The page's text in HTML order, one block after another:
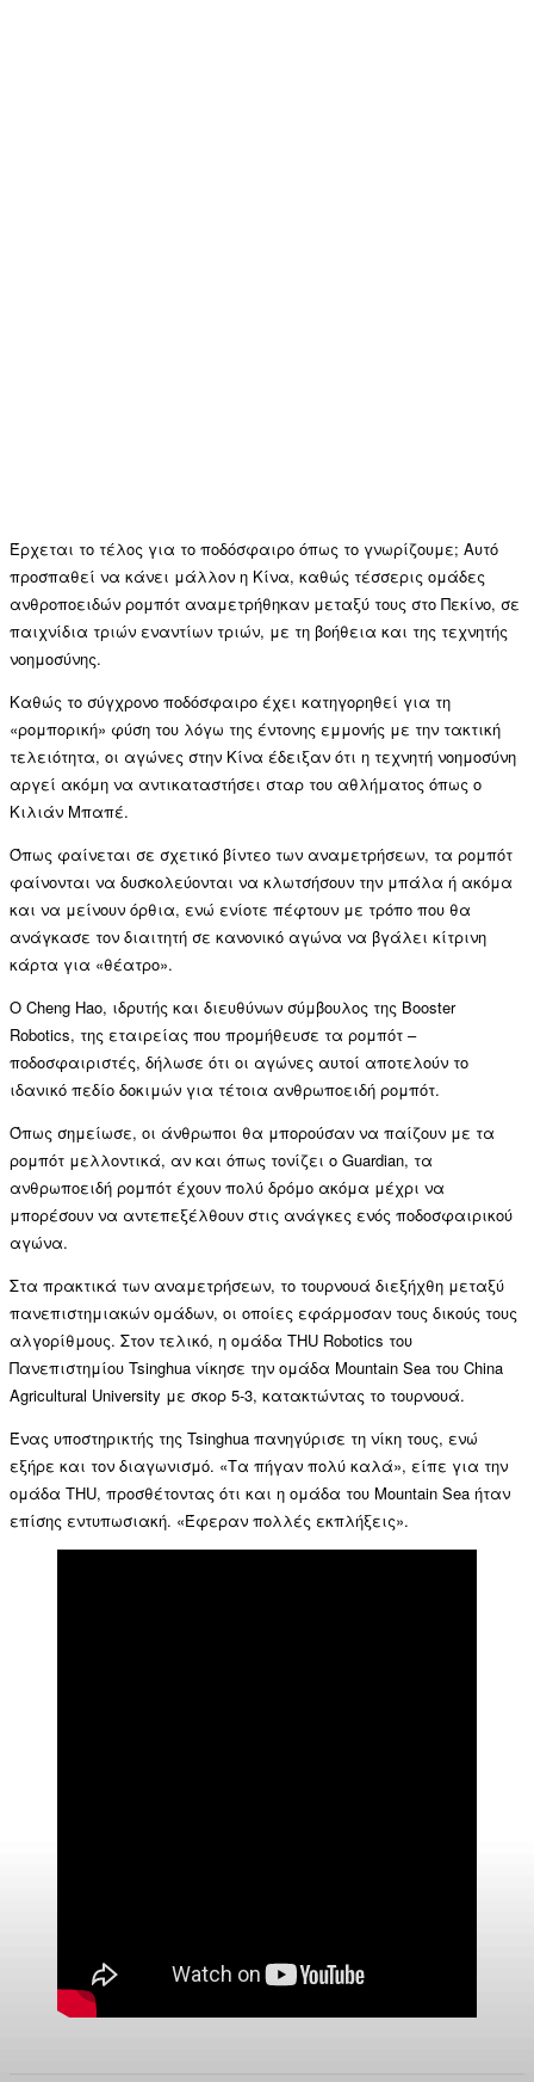
Έρχεται το τέλος για το ποδόσφαιρο όπως το γνωρίζουμε; Αυτό
προσπαθεί να κάνει μάλλον η Κίνα, καθώς τέσσερις ομάδες
ανθροποειδών ρομπότ αναμετρήθηκαν μεταξύ τους στο Πεκίνο, σε
παιχνίδια τριών εναντίων τριών, με τη βοήθεια και της τεχνητής
νοημοσύνης.
Καθώς το σύγχρονο ποδόσφαιρο έχει κατηγορηθεί για τη
«ρομπορική» φύση του λόγω της έντονης εμμονής με την τακτική
τελειότητα, οι αγώνες στην Κίνα έδειξαν ότι η τεχνητή νοημοσύνη
αργεί ακόμη να αντικαταστήσει σταρ του αθλήματος όπως ο
Κιλιάν Μπαπέ.
Όπως φαίνεται σε σχετικό βίντεο των αναμετρήσεων, τα ρομπότ
φαίνονται να δυσκολεύονται να κλωτσήσουν την μπάλα ή ακόμα
και να μείνουν όρθια, ενώ ενίοτε πέφτουν με τρόπο που θα
ανάγκασε τον διαιτητή σε κανονικό αγώνα να βγάλει κίτρινη
κάρτα για «θέατρο».
Ο Cheng Hao, ιδρυτής και διευθύνων σύμβουλος της Booster
Robotics, της εταιρείας που προμήθευσε τα ρομπότ –
ποδοσφαιριστές, δήλωσε ότι οι αγώνες αυτοί αποτελούν το
ιδανικό πεδίο δοκιμών για τέτοια ανθρωποειδή ρομπότ.
Όπως σημείωσε, οι άνθρωποι θα μπορούσαν να παίζουν με τα
ρομπότ μελλοντικά, αν και όπως τονίζει ο Guardian, τα
ανθρωποειδή ρομπότ έχουν πολύ δρόμο ακόμα μέχρι να
μπορέσουν να αντεπεξέλθουν στις ανάγκες ενός ποδοσφαιρικού
αγώνα.
Στα πρακτικά των αναμετρήσεων, το τουρνουά διεξήχθη μεταξύ
πανεπιστημιακών ομάδων, οι οποίες εφάρμοσαν τους δικούς τους
αλγορίθμους. Στον τελικό, η ομάδα THU Robotics του
Πανεπιστημίου Tsinghua νίκησε την ομάδα Mountain Sea του China
Agricultural University με σκορ 5-3, κατακτώντας το τουρνουά.
Ένας υποστηρικτής της Tsinghua πανηγύρισε τη νίκη τους, ενώ
εξήρε και τον διαγωνισμό. «Τα πήγαν πολύ καλά», είπε για την
ομάδα THU, προσθέτοντας ότι και η ομάδα του Mountain Sea ήταν
επίσης εντυπωσιακή. «Έφεραν πολλές εκπλήξεις».